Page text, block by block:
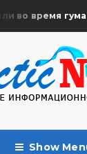
во время
Show